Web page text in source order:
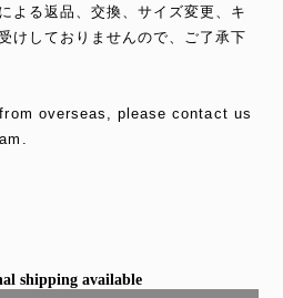
よる返品、交換、サイズ変更、キ
けしておりませんので、ご了承下
overseas, please contact us
shipping available